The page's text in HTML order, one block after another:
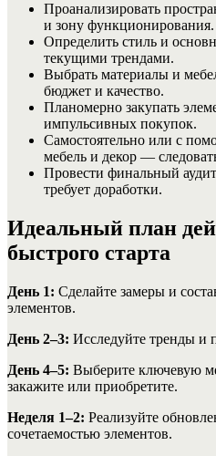
Проанализировать
и зону функционирования.
Определить стиль и
текущими трендами.
Выбрать материалы и
бюджет и качество.
Планомерно закупать
импульсивных покупок.
Самостоятельно или с
мебель и декор —
Провести финальный
требует доработки.
Идеальный план
быстрого старта
День 1: Сделайте замеры и
элементов.
День 2–3: Исследуйте тренды и
День 4–5: Выберите ключевую
закажите или приобретите.
Неделя 1–2: Реализуйте
сочетаемостью элементов.